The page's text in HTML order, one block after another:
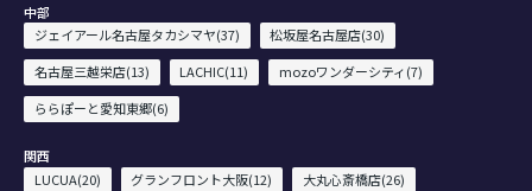
中部
ジェイアール名古屋タカシマヤ(37)
松坂屋名古屋店(30)
名古屋三越栄店(13)
LACHIC(11)
mozoワンダーシティ(7)
ららぽーと愛知東郷(6)
関西
LUCUA(20)
グランフロント大阪(12)
大丸心斎橋店(26)